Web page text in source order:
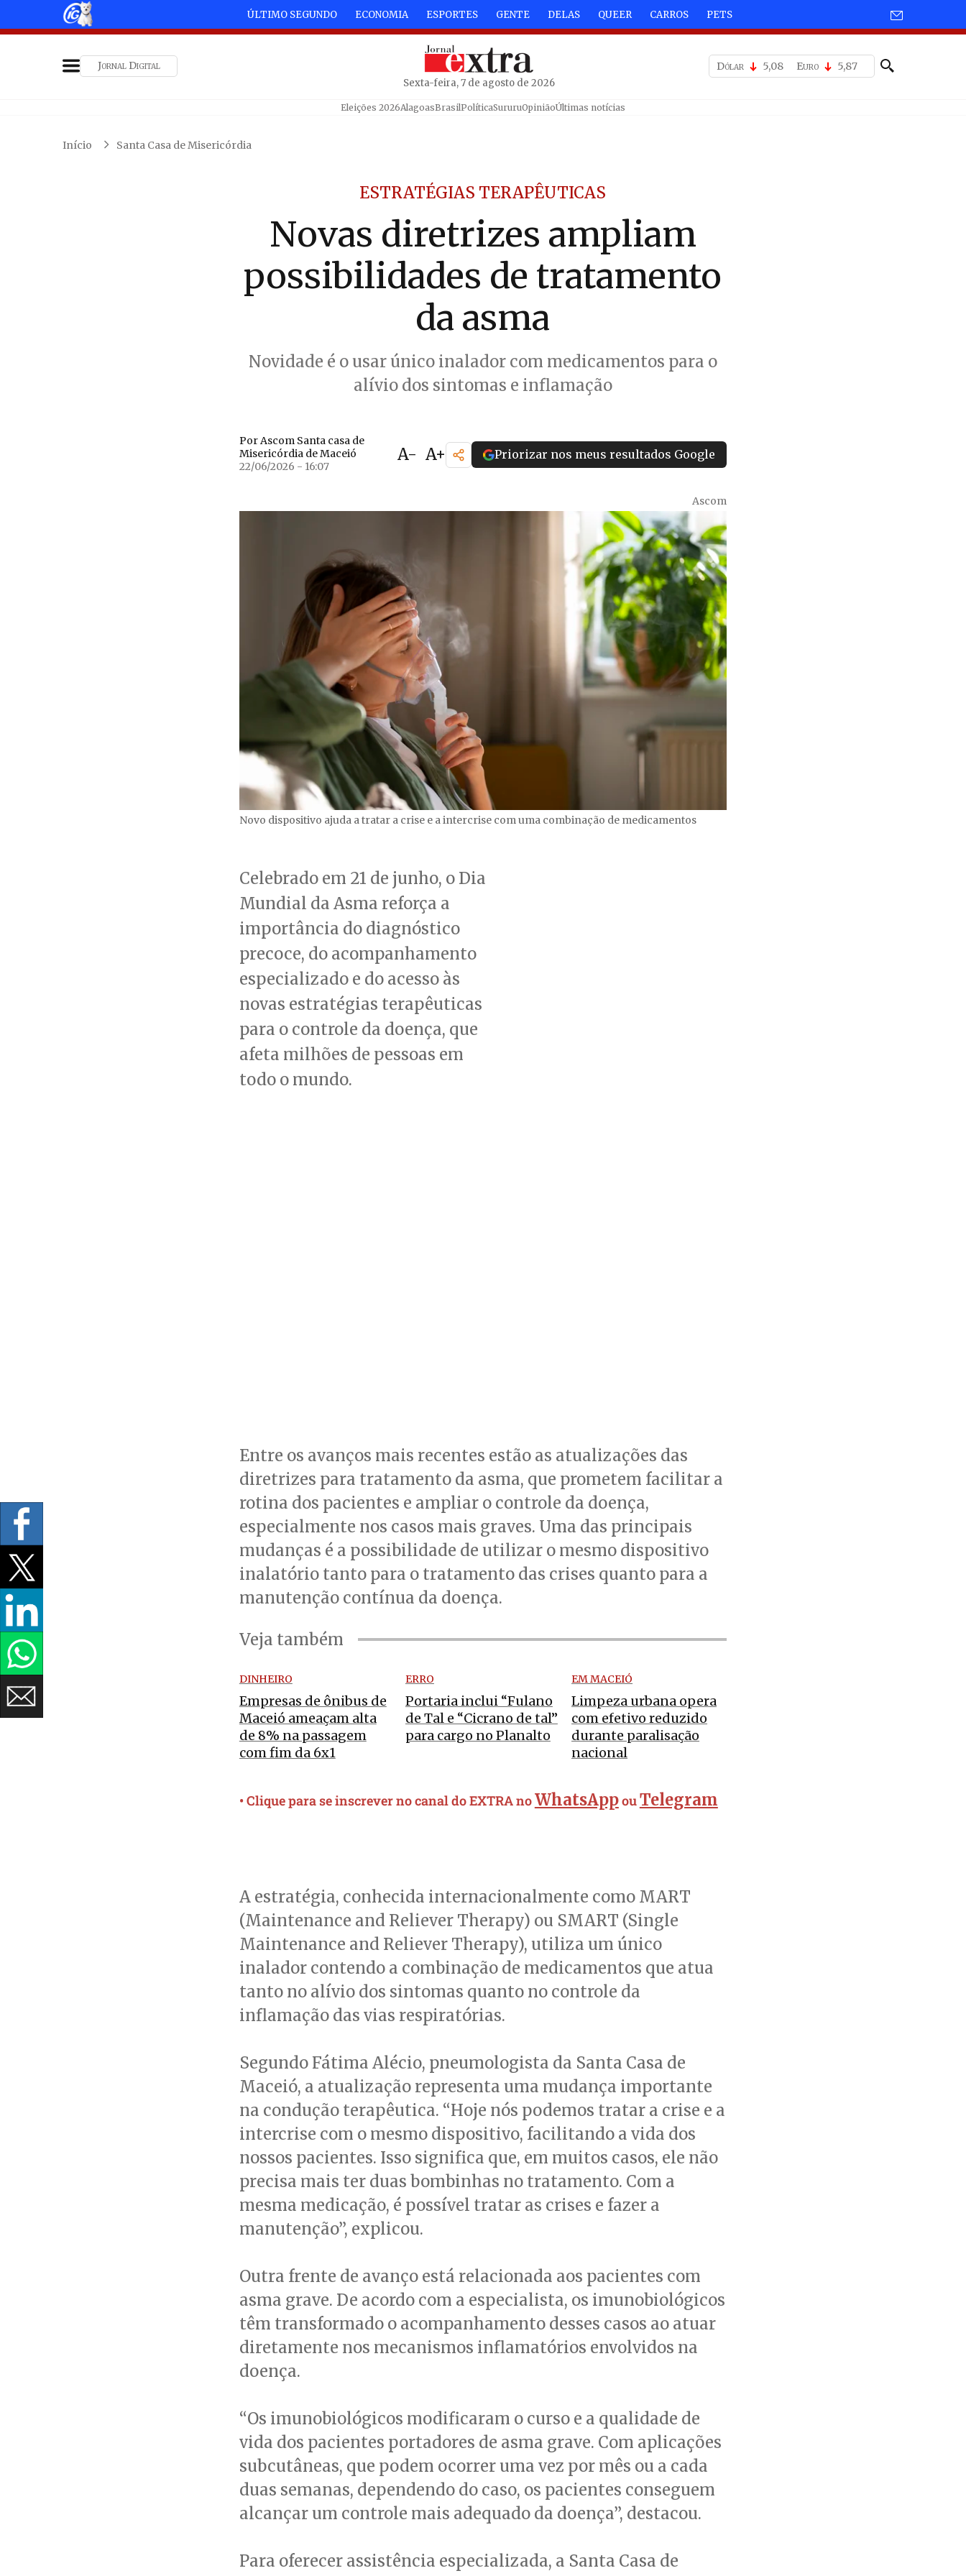
ÚLTIMO SEGUNDO ECONOMIA ESPORTES GENTE DELAS QUEER CARROS PETS
Jornal Digital
Sexta-feira, 7 de agosto de 2026
Dólar 5,08 Euro 5,87
Eleições 2026AlagoasBrasilPolíticaSururuOpiniãoÚltimas notícias
Início Santa Casa de Misericórdia
ESTRATÉGIAS TERAPÊUTICAS
Novas diretrizes ampliam
possibilidades de tratamento
da asma
Novidade é o usar único inalador com medicamentos para o
alívio dos sintomas e inflamação
Por Ascom Santa casa de
Misericórdia de Maceió
22/06/2026 - 16:07
A- A+ Priorizar nos meus resultados Google
Ascom
Novo dispositivo ajuda a tratar a crise e a intercrise com uma combinação de medicamentos
Celebrado em 21 de junho, o Dia
Mundial da Asma reforça a
importância do diagnóstico
precoce, do acompanhamento
especializado e do acesso às
novas estratégias terapêuticas
para o controle da doença, que
afeta milhões de pessoas em
todo o mundo.
Entre os avanços mais recentes estão as atualizações das
diretrizes para tratamento da asma, que prometem facilitar a
rotina dos pacientes e ampliar o controle da doença,
especialmente nos casos mais graves. Uma das principais
mudanças é a possibilidade de utilizar o mesmo dispositivo
inalatório tanto para o tratamento das crises quanto para a
manutenção contínua da doença.
Veja também
DINHEIRO
Empresas de ônibus de
Maceió ameaçam alta
de 8% na passagem
com fim da 6x1
ERRO
Portaria inclui “Fulano
de Tal e “Cicrano de tal”
para cargo no Planalto
EM MACEIÓ
Limpeza urbana opera
com efetivo reduzido
durante paralisação
nacional
• Clique para se inscrever no canal do EXTRA noWhatsAppouTelegram
A estratégia, conhecida internacionalmente como MART
(Maintenance and Reliever Therapy) ou SMART (Single
Maintenance and Reliever Therapy), utiliza um único
inalador contendo a combinação de medicamentos que atua
tanto no alívio dos sintomas quanto no controle da
inflamação das vias respiratórias.
Segundo Fátima Alécio, pneumologista da Santa Casa de
Maceió, a atualização representa uma mudança importante
na condução terapêutica. “Hoje nós podemos tratar a crise e a
intercrise com o mesmo dispositivo, facilitando a vida dos
nossos pacientes. Isso significa que, em muitos casos, ele não
precisa mais ter duas bombinhas no tratamento. Com a
mesma medicação, é possível tratar as crises e fazer a
manutenção”, explicou.
Outra frente de avanço está relacionada aos pacientes com
asma grave. De acordo com a especialista, os imunobiológicos
têm transformado o acompanhamento desses casos ao atuar
diretamente nos mecanismos inflamatórios envolvidos na
doença.
“Os imunobiológicos modificaram o curso e a qualidade de
vida dos pacientes portadores de asma grave. Com aplicações
subcutâneas, que podem ocorrer uma vez por mês ou a cada
duas semanas, dependendo do caso, os pacientes conseguem
alcançar um controle mais adequado da doença”, destacou.
Para oferecer assistência especializada, a Santa Casa de